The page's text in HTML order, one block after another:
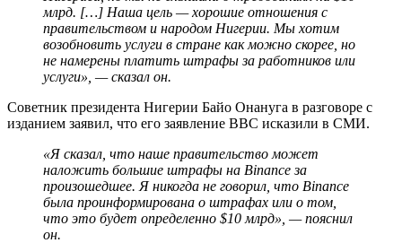
млрд. […] Наша цель — хорошие отношения с
правительством и народом Нигерии. Мы хотим
возобновить услуги в стране как можно скорее, но
не намерены платить штрафы за работников или
услуги», — сказал он.
Советник президента Нигерии Байо Онануга в разговоре с
изданием заявил, что его заявление BBC исказили в СМИ.
«Я сказал, что наше правительство может
наложить большие штрафы на Binance за
произошедшее. Я никогда не говорил, что Binance
была проинформирована о штрафах или о том,
что это будет определенно $10 млрд», — пояснил
он.